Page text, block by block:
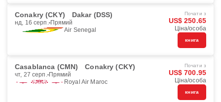
Conakry (CKY) Dakar (DSS)
нд, 16 серп. Прямий
Air Senegal
Почати з
US$ 250.65
Ціна/особа
книга
Casablanca (CMN) Conakry (CKY)
чт, 27 серп. Прямий
Royal Air Maroc
Почати з
US$ 700.95
Ціна/особа
книга